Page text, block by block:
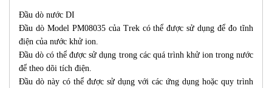
Đầu dò nước DI
Đầu dò Model PM08035 của Trek có thể được sử dụng để đo tĩnh
điện của nước khử ion.
Đầu dò có thể được sử dụng trong các quá trình khử ion trong nước
để theo dõi tích điện.
Đầu dò này có thể được sử dụng với các ứng dụng hoặc quy trình